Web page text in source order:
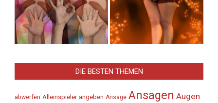
DIE BESTEN THEMEN
abwerfen Alleinspieler angeben Ansage Ansagen Augen